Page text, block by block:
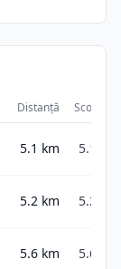
Distanță Scor
5.1 km 5.1
5.2 km 5.2
5.6 km 5.6